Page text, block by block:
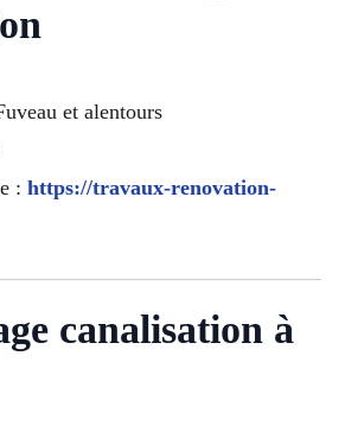
et alentours
: https://travaux-renovation-
canalisation à